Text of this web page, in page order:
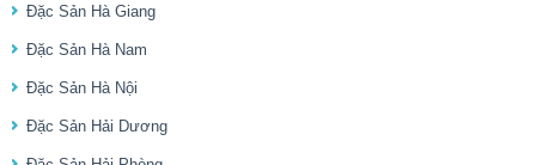
Đặc Sản Hà Giang
Đặc Sản Hà Nam
Đặc Sản Hà Nội
Đặc Sản Hải Dương